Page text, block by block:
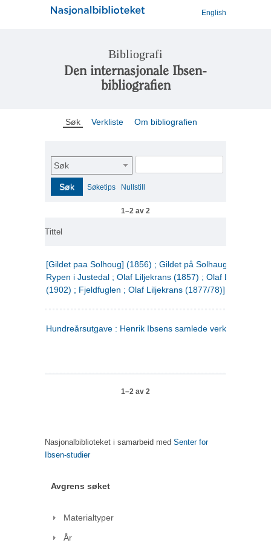
English
Bibliografi
Den internasjonale Ibsen-
bibliografien
Søk Verkliste Om bibliografien
Søk
Søk Søketips Nullstill
1–2 av 2
Tittel
[Gildet paa Solhoug] (1856) ; Gildet på Solhaug (1883) ;
Rypen i Justedal ; Olaf Liljekrans (1857) ; Olaf Liljekrans
(1902) ; Fjeldfuglen ; Olaf Liljekrans (1877/78)]
Hundreårsutgave : Henrik Ibsens samlede verker. 3
1–2 av 2
Nasjonalbiblioteket i samarbeid med Senter for
Ibsen-studier
Avgrens søket
Materialtyper
År